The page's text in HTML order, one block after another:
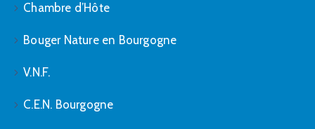
Chambre d’Hôte
Bouger Nature en Bourgogne
V.N.F.
C.E.N. Bourgogne